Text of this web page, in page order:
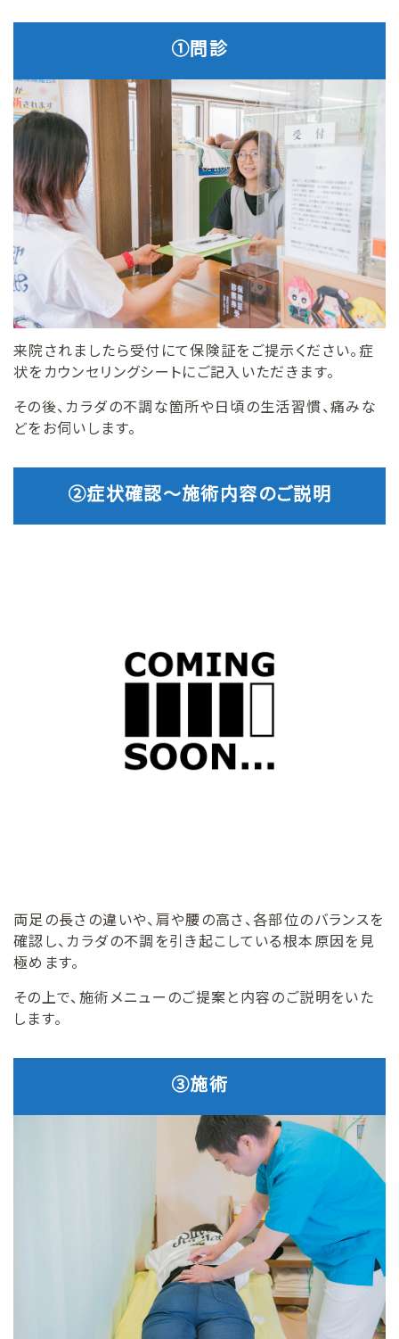
①問診
来院されましたら受付にて保険証をご提示ください。症
状をカウンセリングシートにご記入いただきます。
その後、カラダの不調な箇所や日頃の生活習慣、痛みな
どをお伺いします。
②症状確認〜施術内容のご説明
両足の長さの違いや、肩や腰の高さ、各部位のバランスを
確認し、カラダの不調を引き起こしている根本原因を見
極めます。
その上で、施術メニューのご提案と内容のご説明をいた
します。
③施術